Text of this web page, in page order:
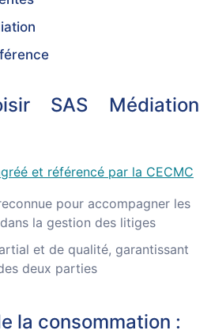
SAS Médiation
et référencé par la CECMC
pour accompagner les
la gestion des litiges
et de qualité, garantissant
deux parties
la consommation :